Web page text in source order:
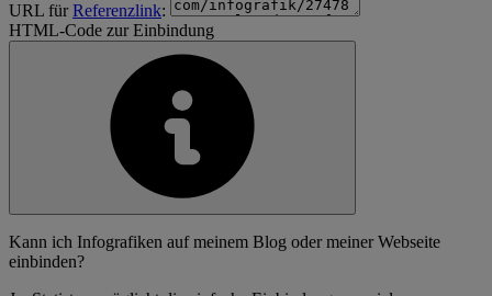
URL fürReferenzlink:
HTML-Code zur Einbindung
Kann ich Infografiken auf meinem Blog oder meiner Webseite
einbinden?